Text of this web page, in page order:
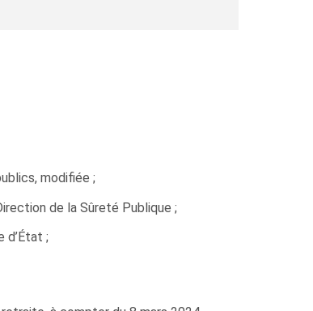
modifiée ;
de la Sûreté Publique ;
d’État ;